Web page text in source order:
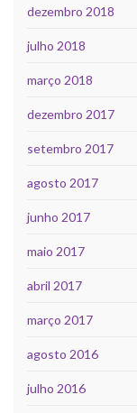
dezembro 2018
julho 2018
março 2018
dezembro 2017
setembro 2017
agosto 2017
junho 2017
maio 2017
abril 2017
março 2017
agosto 2016
julho 2016